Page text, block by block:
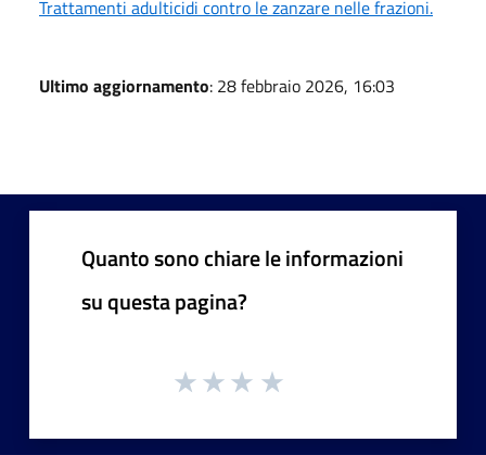
Trattamenti adulticidi contro le zanzare nelle frazioni.
Ultimo aggiornamento: 28 febbraio 2026, 16:03
Quanto sono chiare le informazioni
su questa pagina?